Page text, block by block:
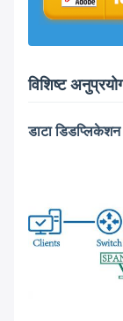
विशिष्ट
डाटा